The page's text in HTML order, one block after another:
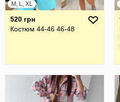
M, L, XL
520 грн
Костюм 44-46 46-48